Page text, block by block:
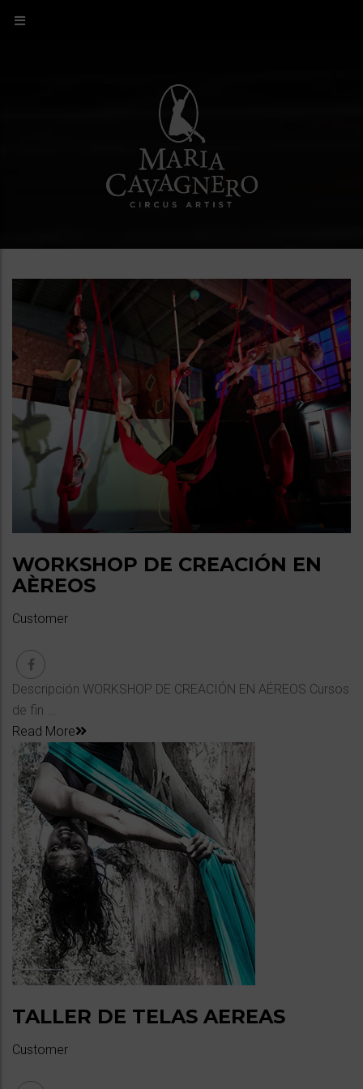
WORKSHOP DE CREACIÓN EN
AÈREOS
Customer
Descripción WORKSHOP DE CREACIÓN EN AÉREOS Cursos
de fin ...
Read More
TALLER DE TELAS AEREAS
Customer